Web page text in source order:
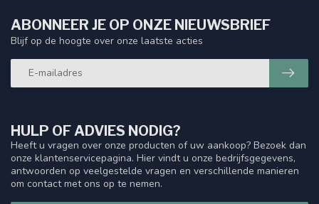
HULP OF ADVIES NODIG?
Heeft u vragen over onze producten of uw aankoop? Bezoek dan
onze klantenservicepagina. Hier vindt u onze bedrijfsgegevens,
antwoorden op veelgestelde vragen en verschillende manieren
om contact met ons op te nemen.
ABONNEER JE OP ONZE NIEUWSBRIEF
Blijf op de hoogte over onze laatste acties